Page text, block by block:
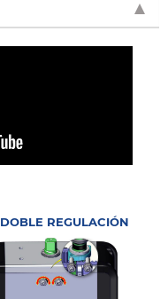
DOBLE REGULACIÓN